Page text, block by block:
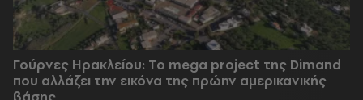
Γούρνες Ηρακλείου: To mega project της Dimand
που αλλάζει την εικόνα της πρώην αμερικανικής
βάσης